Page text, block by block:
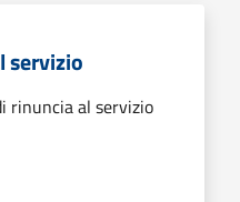
servizio
rinuncia al servizio